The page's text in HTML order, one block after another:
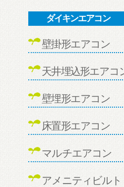
ダイキンエアコン
壁掛形エアコン
天井埋込形エアコ
壁埋形エアコン
床置形エアコン
マルチエアコン
アメニティビルト